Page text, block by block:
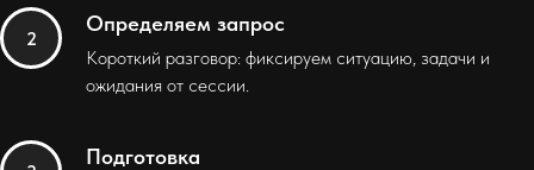
Определяем запрос
Короткий разговор: фиксируем ситуацию, задачи и
ожидания от сессии.
Подготовка